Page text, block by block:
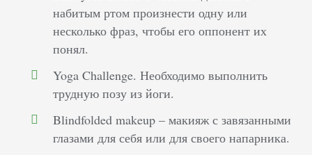
набитым ртом произнести одну или
несколько фраз, чтобы его оппонент их
понял.
Yoga Challenge. Необходимо выполнить
трудную позу из йоги.
Blindfolded makeup – макияж с завязанными
глазами для себя или для своего напарника.